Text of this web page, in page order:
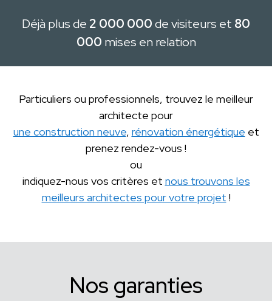
Déjà plus de 2 000 000de visiteurs et 80
000 mises en relation
Particuliers ou professionnels, trouvez le meilleur
architecte pour
une construction neuve, rénovation énergétique et
prenez rendez-vous !
ou
indiquez-nous vos critères et nous trouvons les
meilleurs architectes pour votre projet !
Nos garanties